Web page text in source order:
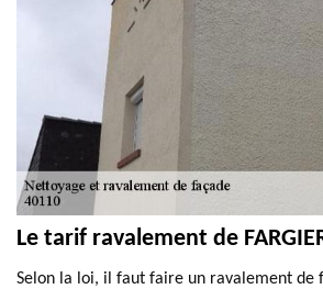
Le tarif ravalement de
Selon la loi, il faut faire un ravalement de